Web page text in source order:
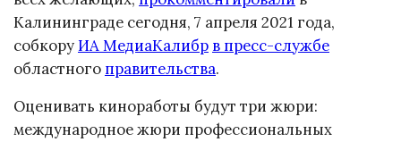
Калининграде сегодня, 7 апреля 2021 года,
собкоруИА МедиаКалибр в пресс-службе
областного правительства.
Оценивать киноработы будут три жюри:
международное жюри профессиональных